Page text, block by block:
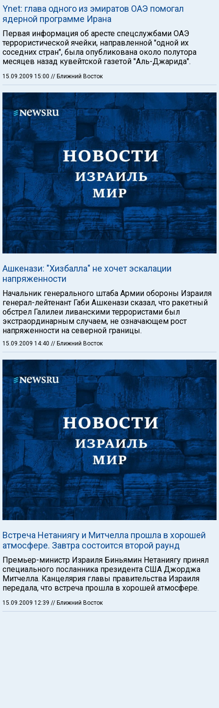
Ynet: глава одного из эмиратов ОАЭ помогал
ядерной программе Ирана
Первая информация об аресте спецслужбами ОАЭ
террористической ячейки, направленной "одной их
соседних стран", была опубликована около полутора
месяцев назад кувейтской газетой "Аль-Джарида".
15.09.2009 15:00 // Ближний Восток
Ашкенази: "Хизбалла" не хочет эскалации
напряженности
Начальник генерального штаба Армии обороны Израиля
генерал-лейтенант Габи Ашкенази сказал, что ракетный
обстрел Галилеи ливанскими террористами был
экстраординарным случаем, не означающем рост
напряженности на северной границы.
15.09.2009 14:40 // Ближний Восток
Встреча Нетаниягу и Митчелла прошла в хорошей
атмосфере. Завтра состоится второй раунд
Премьер-министр Израиля Биньямин Нетаниягу принял
специального посланника президента США Джорджа
Митчелла. Канцелярия главы правительства Израиля
передала, что встреча прошла в хорошей атмосфере.
15.09.2009 12:39 // Ближний Восток